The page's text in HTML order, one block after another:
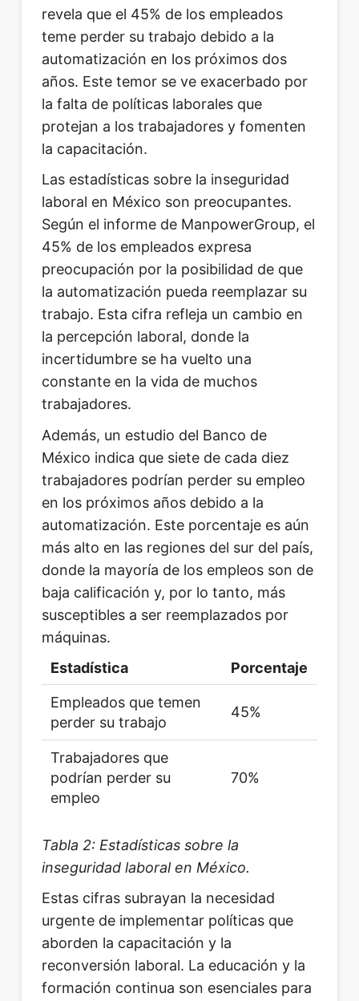
revela que el 45% de los empleados
teme perder su trabajo debido a la
automatización en los próximos dos
años. Este temor se ve exacerbado por
la falta de políticas laborales que
protejan a los trabajadores y fomenten
la capacitación.
Las estadísticas sobre la inseguridad
laboral en México son preocupantes.
Según el informe de ManpowerGroup, el
45% de los empleados expresa
preocupación por la posibilidad de que
la automatización pueda reemplazar su
trabajo. Esta cifra refleja un cambio en
la percepción laboral, donde la
incertidumbre se ha vuelto una
constante en la vida de muchos
trabajadores.
Además, un estudio del Banco de
México indica que siete de cada diez
trabajadores podrían perder su empleo
en los próximos años debido a la
automatización. Este porcentaje es aún
más alto en las regiones del sur del país,
donde la mayoría de los empleos son de
baja calificación y, por lo tanto, más
susceptibles a ser reemplazados por
máquinas.
Estadística
Porcentaje
Empleados que temen
perder su trabajo
45%
Trabajadores que
podrían perder su
empleo
70%
Tabla 2: Estadísticas sobre la
inseguridad laboral en México.
Estas cifras subrayan la necesidad
urgente de implementar políticas que
aborden la capacitación y la
reconversión laboral. La educación y la
formación continua son esenciales para